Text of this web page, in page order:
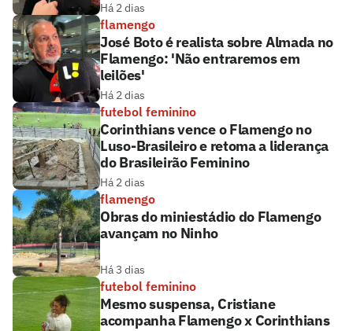
Há 2 dias
flamengo
José Boto é realista sobre Almada no
Flamengo: 'Não entraremos em
leilões'
Há 2 dias
futebol feminino
Corinthians vence o Flamengo no
Luso-Brasileiro e retoma a liderança
do Brasileirão Feminino
Há 2 dias
flamengo
Obras do miniestádio do Flamengo
avançam no Ninho
Há 3 dias
futebol feminino
Mesmo suspensa, Cristiane
acompanha Flamengo x Corinthians